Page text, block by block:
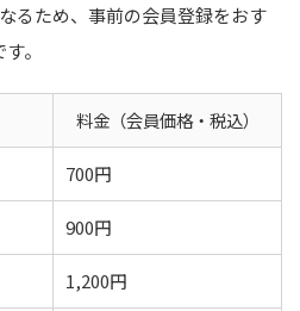
るため、事前の会員登録をおす
。
料金（会員価格・税込）
700円
900円
1,200円